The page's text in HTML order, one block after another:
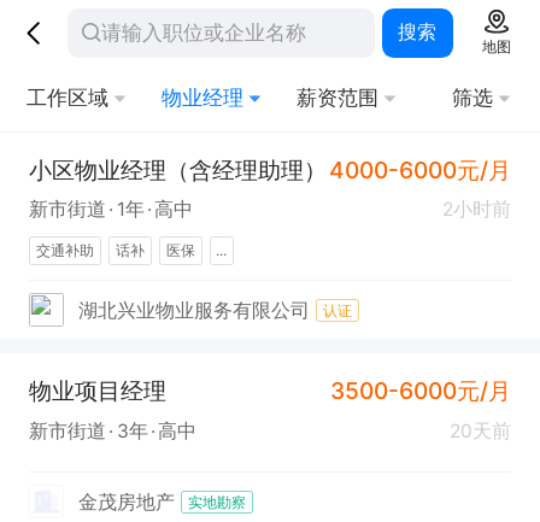
搜索
地图
工作区域 物业经理 薪资范围 筛选
小区物业经理（含经理助理） 4000-6000元/月
新市街道 1年 高中 2小时前
交通补助 话补 医保 ...
湖北兴业物业服务有限公司 认证
物业项目经理 3500-6000元/月
新市街道 3年 高中 20天前
金茂房地产 实地勘察